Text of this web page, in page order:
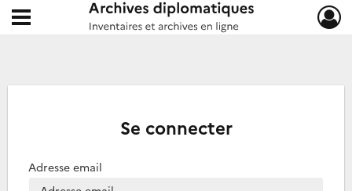
Archives diplomatiques
Ouvrir le menu déroulant
Se connecter
Adresse email